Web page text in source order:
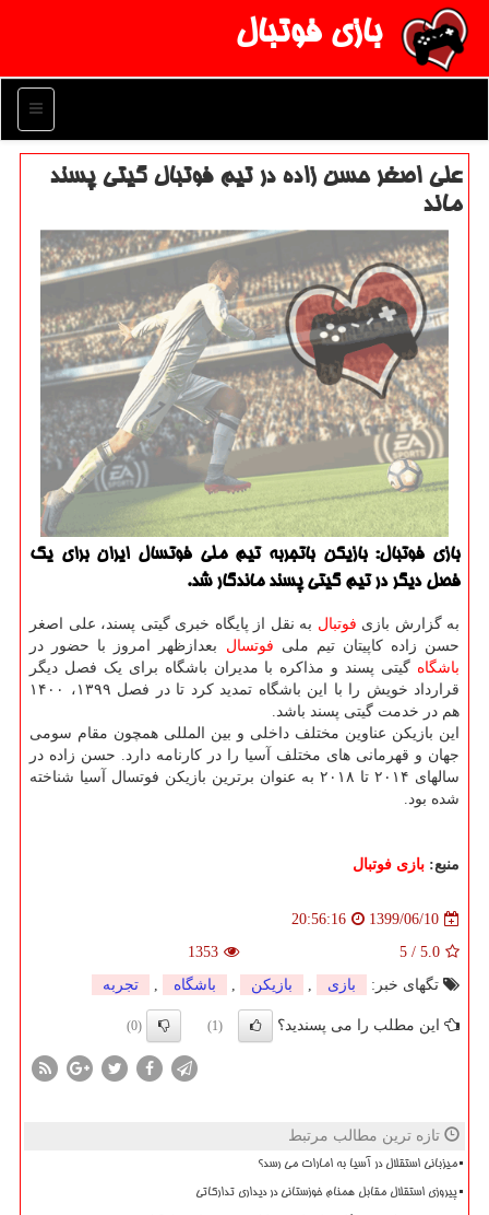
بازی فوتبال
منو
علی اصغر حسن زاده در تیم فوتبال گیتی پسند
ماند
بازی فوتبال: بازیكن باتجربه تیم ملی فوتسال ایران برای یك
فصل دیگر در تیم گیتی پسند ماندگار شد.
به گزارش بازی فوتبال به نقل از پایگاه خبری گیتی پسند، علی اصغر
حسن زاده کاپیتان تیم ملی فوتسال بعدازظهر امروز با حضور در
باشگاه گیتی پسند و مذاکره با مدیران باشگاه برای یک فصل دیگر
قرارداد خویش را با این باشگاه تمدید کرد تا در فصل ۱۳۹۹، ۱۴۰۰
هم در خدمت گیتی پسند باشد.
این بازیکن عناوین مختلف داخلی و بین المللی همچون مقام سومی
جهان و قهرمانی های مختلف آسیا را در کارنامه دارد. حسن زاده در
سالهای ۲۰۱۴ تا ۲۰۱۸ به عنوان برترین بازیکن فوتسال آسیا شناخته
شده بود.
منبع: بازی فوتبال
1399/06/10
20:56:16
5.0
/
5
1353
تگهای خبر:
بازی , بازیكن , باشگاه , تجربه
این مطلب را می پسندید؟ (1)
(0)
تازه ترین مطالب مرتبط
میزبانی استقلال در آسیا به امارات می رسد؟
پیروزی استقلال مقابل همنام خوزستانی در دیداری تدارکاتی